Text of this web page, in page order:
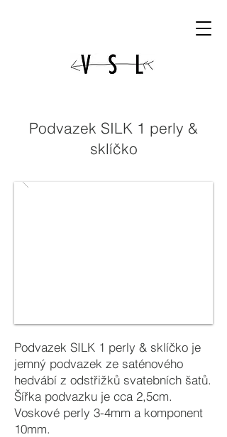
Podvazek SILK 1 perly &
sklíčko
Podvazek SILK 1 perly & sklíčko je
jemný podvazek ze saténového
hedvábí z odstřižků svatebních šatů.
Šířka podvazku je cca 2,5cm.
Voskové perly 3-4mm a komponent
10mm.